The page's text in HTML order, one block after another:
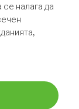
налага да